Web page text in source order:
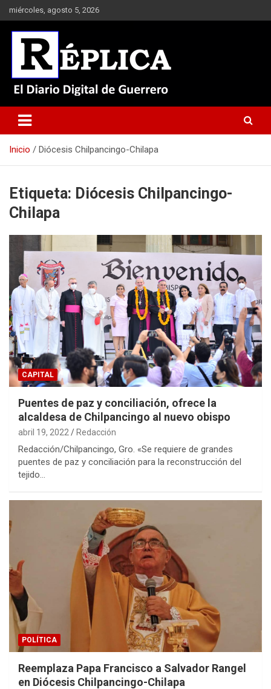
Saltar
al
contenido
miércoles, agosto 5, 2026
Réplica
Inicio Diócesis Chilpancingo-Chilapa
Etiqueta: Diócesis Chilpancingo-
Chilapa
CAPITAL
Puentes de paz y conciliación, ofrece la
alcaldesa de Chilpancingo al nuevo obispo
abril 19, 2022 Redacción
Redacción/Chilpancingo, Gro. «Se requiere de grandes
puentes de paz y conciliación para la reconstrucción del
tejido…
POLÍTICA
Reemplaza Papa Francisco a Salvador Rangel
en Diócesis Chilpancingo-Chilapa